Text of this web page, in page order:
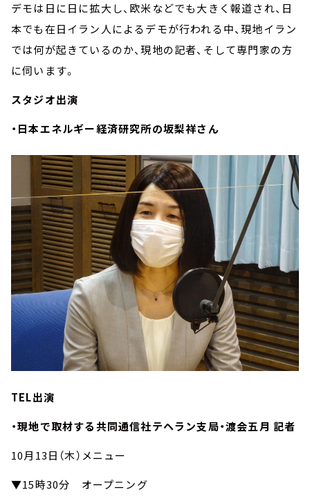
デモは日に日に拡大し、欧米などでも大きく報道され、日
本でも在日イラン人によるデモが行われる中、現地イラン
では何が起きているのか、現地の記者、そして専門家の方
に伺います。
スタジオ出演
・日本エネルギー経済研究所の坂梨祥さん
TEL出演
・現地で取材する共同通信社テヘラン支局・渡会五月 記者
10月13日（木）メニュー
▼15時30分 オープニング